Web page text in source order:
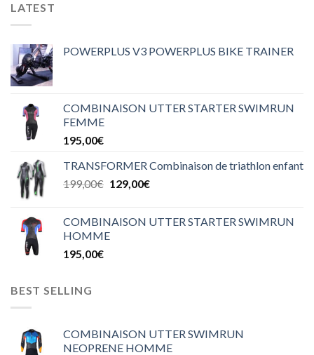
LATEST
POWERPLUS V3 POWERPLUS BIKE TRAINER
COMBINAISON UTTER STARTER SWIMRUN
FEMME
195,00€
TRANSFORMER Combinaison de triathlon enfant
199,00€ 129,00€
COMBINAISON UTTER STARTER SWIMRUN
HOMME
195,00€
BEST SELLING
COMBINAISON UTTER SWIMRUN
NEOPRENE HOMME